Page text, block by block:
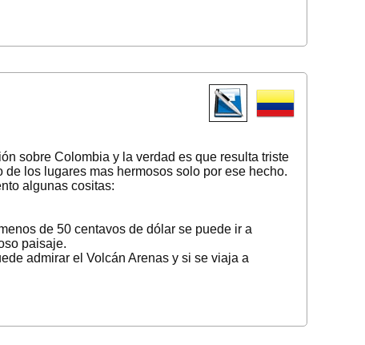
sobre Colombia y la verdad es que resulta triste
los lugares mas hermosos solo por ese hecho.
algunas cositas:
de 50 centavos de dólar se puede ir a
paisaje.
admirar el Volcán Arenas y si se viaja a